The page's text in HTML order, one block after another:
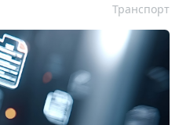
Транспорт